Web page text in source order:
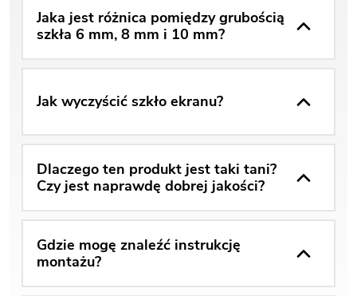
Jaka jest różnica pomiędzy grubością
szkła 6 mm, 8 mm i 10 mm?
Jak wyczyścić szkło ekranu?
Dlaczego ten produkt jest taki tani?
Czy jest naprawdę dobrej jakości?
Gdzie mogę znaleźć instrukcję
montażu?